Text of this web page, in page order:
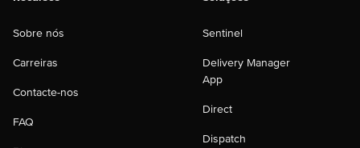
Sobre nós
Carreiras
Contacte-nos
FAQ
Sentinel
Delivery Manager
App
Direct
Dispatch